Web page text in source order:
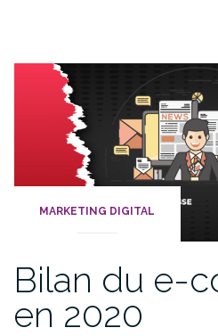
MARKETING DIGITAL
Bilan du e-
en 2020